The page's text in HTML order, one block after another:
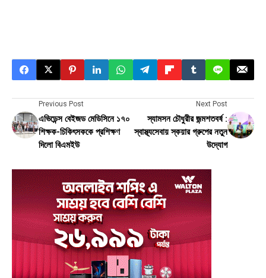
Previous Post
এভিডেন্স বেইজড মেডিসিনে ১৭০
শিক্ষক-চিকিৎসককে প্রশিক্ষণ
দিলো বিএমইউ
Next Post
স্যামসন চৌধুরীর জন্মশতবর্ষ :
স্বাস্থ্যসেবায় স্কয়ার গ্রুপের নতুন
উদ্যোগ